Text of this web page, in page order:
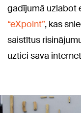
gadījumā uzlabot
“eXpoint”, kas
saistītus
uztici sava